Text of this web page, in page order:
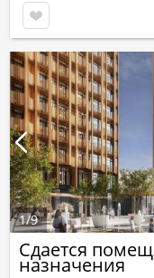
Сдается
назначения
1/9